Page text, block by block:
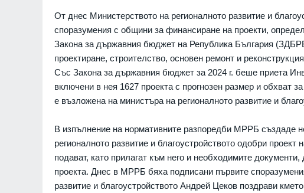
От днес Министерството на регионалното развитие и
споразумения с общини за финансиране на проекти,
Закона за държавния бюджет на Република България
проектиране, строителство, основен ремонт и
Със Закона за държавния бюджет за 2024 г. беше приета
включени в нея 1627 проекта с прогнозен размер и обхват
е възложена на министъра на регионалното развитие и
В изпълнение на нормативните разпоредби МРРБ създаде
регионалното развитие и благоустройството одобри
подават, като прилагат към него и необходимите
проекта. Днес в МРРБ бяха подписани първите
развитие и благоустройството Андрей Цеков поздрави